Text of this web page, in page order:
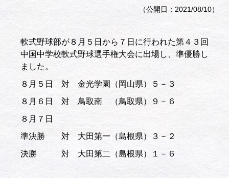
（公開日：2021/08/10）
軟式野球部が８月５日から７日に行われた第４３回
中国中学校軟式野球選手権大会に出場し、準優勝し
ました。
８月５日 対 金光学園（岡山県）５－３
８月６日 対 鳥取南 （鳥取県）９－６
８月７日
準決勝 対 大田第一（島根県）３－２
決勝 対 大田第二（島根県）１－６